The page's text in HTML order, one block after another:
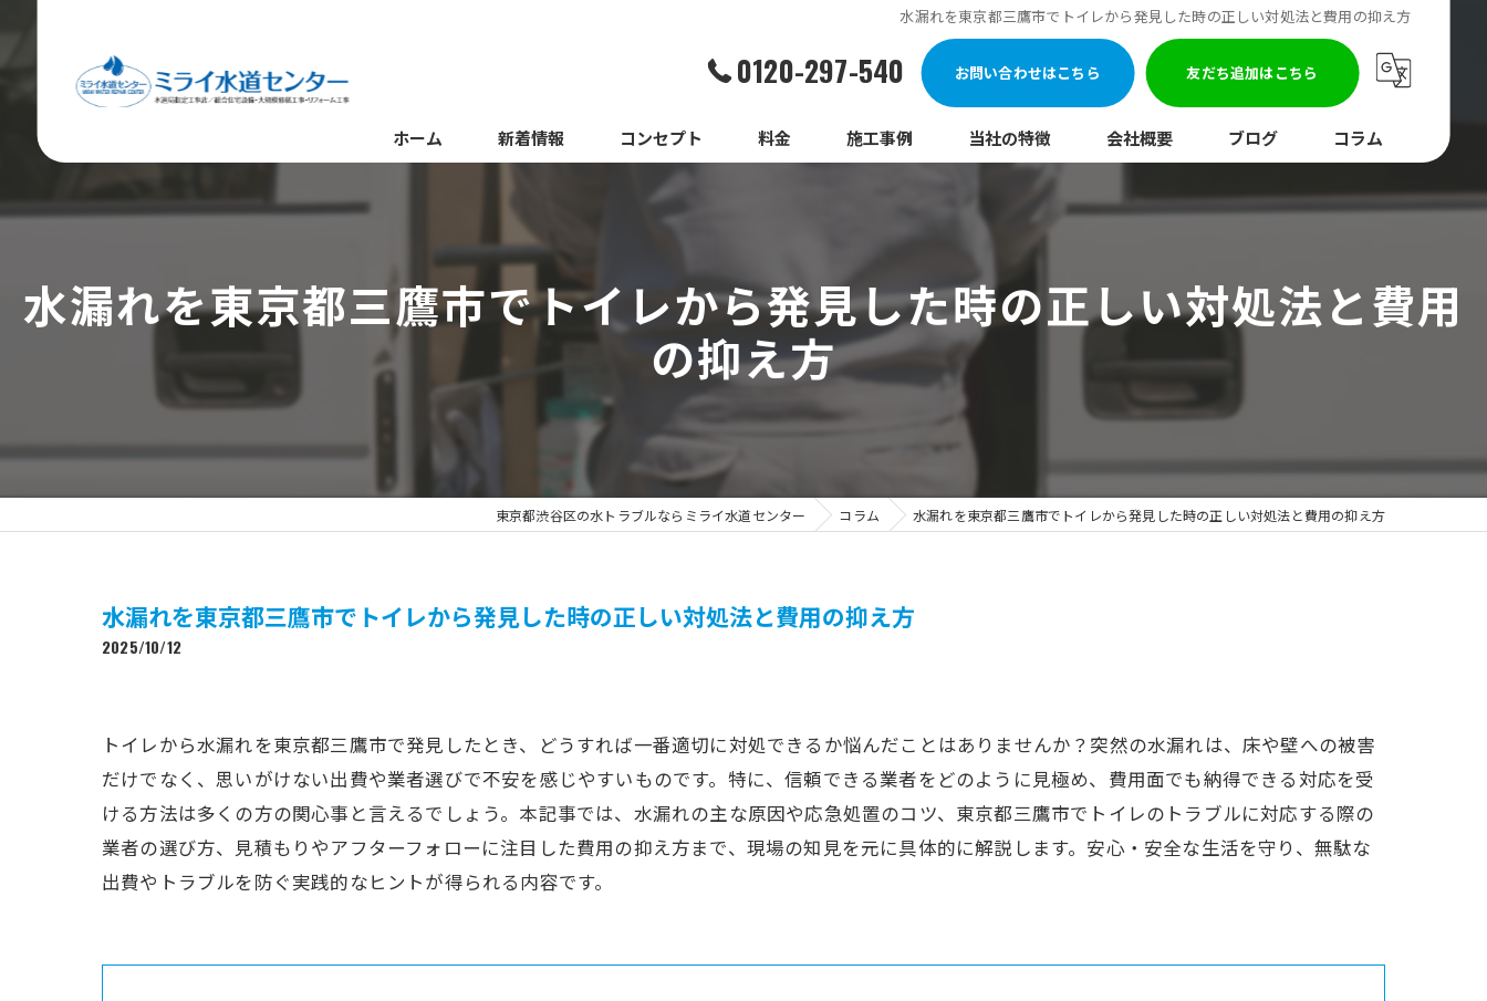
水漏れを東京都三鷹市でトイレから発見した時の正しい対処法と費用の抑え方
0120-297-540 お問い合わせはこちら 友だち追加はこちら
ホーム 新着情報 コンセプト 料金 施工事例 当社の特徴
給湯器
トイレ
会社概要 ブログ コラム
水漏れを東京都三鷹市でトイレから発見した時の正しい対処法と費用
の抑え方
東京都渋谷区の水トラブルならミライ水道センター コラム 水漏れを東京都三鷹市でトイレから発見した時の正しい対処法と費用の抑え方
水漏れを東京都三鷹市でトイレから発見した時の正しい対処法と費用の抑え方
2025/10/12
トイレから水漏れを東京都三鷹市で発見したとき、どうすれば一番適切に対処できるか悩んだことはありませんか？突然の水漏れは、床や壁への被害
だけでなく、思いがけない出費や業者選びで不安を感じやすいものです。特に、信頼できる業者をどのように見極め、費用面でも納得できる対応を受
ける方法は多くの方の関心事と言えるでしょう。本記事では、水漏れの主な原因や応急処置のコツ、東京都三鷹市でトイレのトラブルに対応する際の
業者の選び方、見積もりやアフターフォローに注目した費用の抑え方まで、現場の知見を元に具体的に解説します。安心・安全な生活を守り、無駄な
出費やトラブルを防ぐ実践的なヒントが得られる内容です。